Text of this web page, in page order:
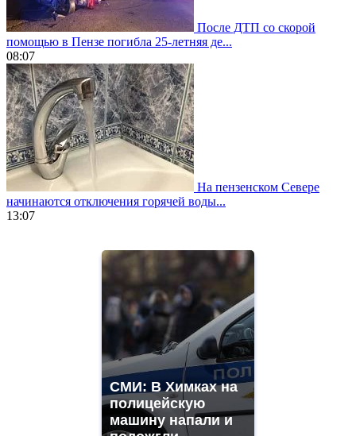
После ДТП со скорой
помощью в Пензе погибла 25-летняя де...
08:07
На пензенском Севере
начинаются отключения горячей воды...
13:07
https://gradewatches.to/
СМИ: В Химках на
полицейскую
машину напали и